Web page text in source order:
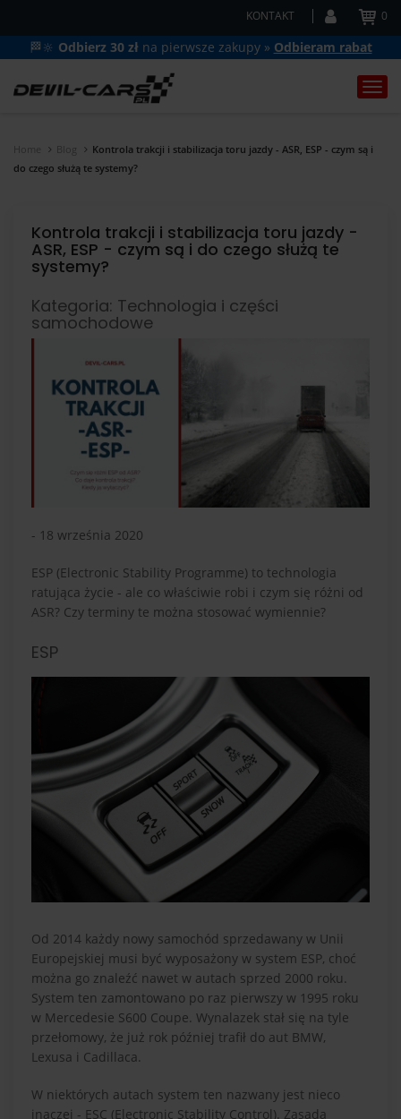
KONTAKT 0
🏁🔆 Odbierz 30 zł na pierwsze zakupy » Odbieram rabat
Home Blog
Kontrola trakcji i stabilizacja toru jazdy - ASR, ESP - czym są i
do czego służą te systemy?
Kontrola trakcji i stabilizacja toru jazdy -
ASR, ESP - czym są i do czego służą te
systemy?
Kategoria: Technologia i części
samochodowe
- 18 września 2020
ESP (Electronic Stability Programme) to technologia
ratująca życie - ale co właściwie robi i czym się różni od
ASR? Czy terminy te można stosować wymiennie?
ESP
Od 2014 każdy nowy samochód sprzedawany w Unii
Europejskiej musi być wyposażony w system ESP, choć
można go znaleźć nawet w autach sprzed 2000 roku.
System ten zamontowano po raz pierwszy w 1995 roku
w Mercedesie S600 Coupe. Wynalazek stał się na tyle
przełomowy, że już rok później trafił do aut BMW,
Lexusa i Cadillaca.
W niektórych autach system ten nazwany jest nieco
inaczej - ESC (Electronic Stability Control). Zasada